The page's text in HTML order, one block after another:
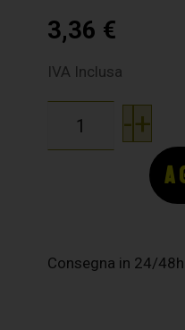
3,36 €
IVA Inclusa
-+
Consegna in 24/48h